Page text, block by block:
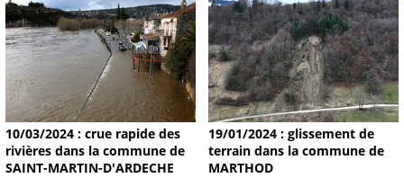
10/03/2024 : crue rapide des
rivières dans la commune de
SAINT-MARTIN-D'ARDECHE
19/01/2024 : glissement de
terrain dans la commune de
MARTHOD